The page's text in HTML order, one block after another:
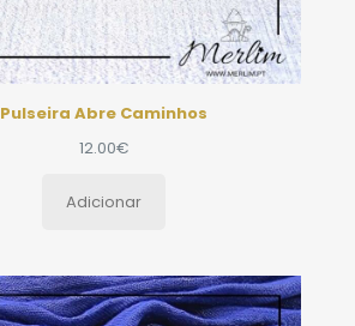
Pulseira Abre Caminhos
12.00€
Adicionar